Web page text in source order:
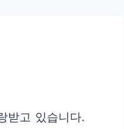
받고 있습니다.